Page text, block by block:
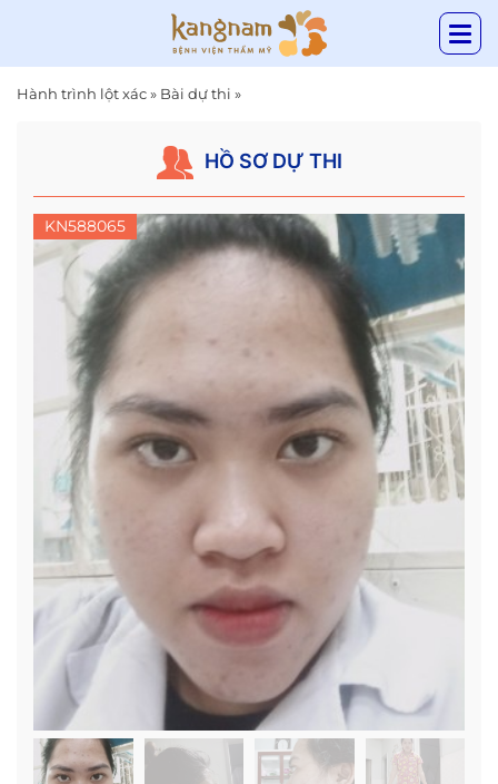
Hành trình lột xác» Bài dự thi »
HỒ SƠ DỰ THI
KN588065